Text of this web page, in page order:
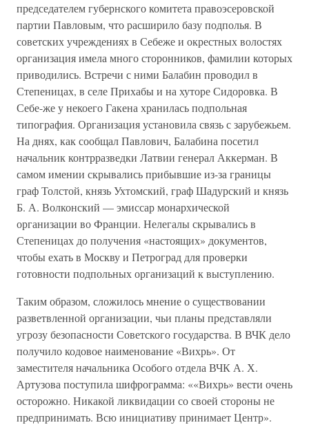
председателем губернского комитета правоэсеровской
партии Павловым, что расширило базу подполья. В
советских учреждениях в Себеже и окрестных волостях
организация имела много сторонников, фамилии которых
приводились. Встречи с ними Балабин проводил в
Степеницах, в селе Прихабы и на хуторе Сидоровка. В
Себе-же у некоего Гакена хранилась подпольная
типография. Организация установила связь с зарубежьем.
На днях, как сообщал Павлович, Балабина посетил
начальник контрразведки Латвии генерал Аккерман. В
самом имении скрывались прибывшие из-за границы
граф Толстой, князь Ухтомский, граф Шадурский и князь
Б. А. Волконский — эмиссар монархической
организации во Франции. Нелегалы скрывались в
Степеницах до получения «настоящих» документов,
чтобы ехать в Москву и Петроград для проверки
готовности подпольных организаций к выступлению.
Таким образом, сложилось мнение о существовании
разветвленной организации, чьи планы представляли
угрозу безопасности Советского государства. В ВЧК дело
получило кодовое наименование «Вихрь». От
заместителя начальника Особого отдела ВЧК А. Х.
Артузова поступила шифрограмма: ««Вихрь» вести очень
осторожно. Никакой ликвидации со своей стороны не
предпринимать. Всю инициативу принимает Центр».